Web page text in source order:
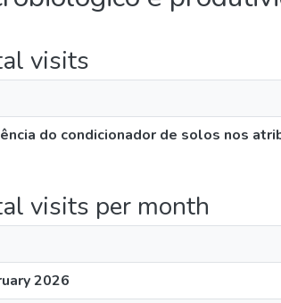
visits
do condicionador de solos nos
visits per month
2026